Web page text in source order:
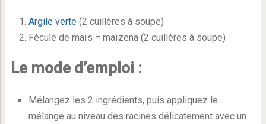
Argile verte(2 cuillères à soupe)
Fécule de maïs = maïzena (2 cuillères à soupe)
Le mode d’emploi :
Mélangez les 2 ingrédients, puis appliquez le
mélange au niveau des racines délicatement avec un